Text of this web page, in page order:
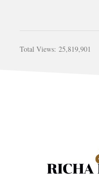
Total Views: 25,819,901